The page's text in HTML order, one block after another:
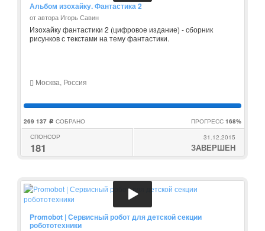
Альбом изохайку. Фантастика 2
от автора Игорь Савин
Изохайку фантастики 2 (цифровое издание) - сборник
рисунков с текстами на тему фантастики.
Москва, Россия
269 137 c СОБРАНО ПРОГРЕСС 168%
СПОНСОР
181
31.12.2015
ЗАВЕРШЕН
Promobot | Сервисный робот для детской секции
робототехники